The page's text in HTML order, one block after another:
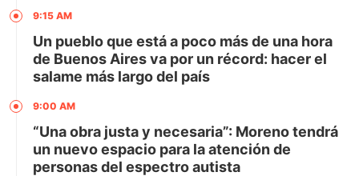
9:15 AM
Un pueblo que está a poco más de una hora
de Buenos Aires va por un récord: hacer el
salame más largo del país
9:00 AM
“Una obra justa y necesaria”: Moreno tendrá
un nuevo espacio para la atención de
personas del espectro autista